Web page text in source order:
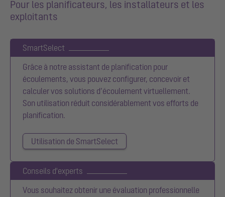
Pour les planificateurs, les installateurs et les
exploitants
SmartSelect
Grâce à notre assistant de planification pour
écoulements, vous pouvez configurer, concevoir et
calculer vos solutions d’écoulement virtuellement.
Son utilisation réduit considérablement vos efforts de
planification.
Utilisation de SmartSelect
Conseils d'experts
Vous souhaitez obtenir une évaluation professionnelle